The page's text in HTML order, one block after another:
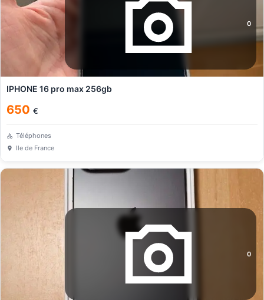
0
IPHONE 16 pro max 256gb
650 €
Téléphones
Ile de France
0